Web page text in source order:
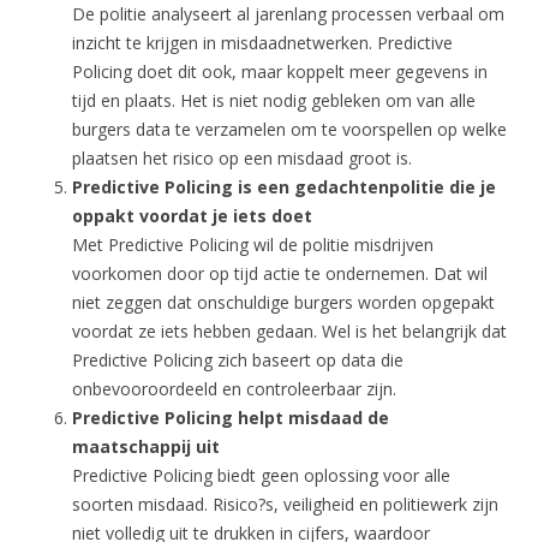
De politie analyseert al jarenlang processen verbaal om
inzicht te krijgen in misdaadnetwerken. Predictive
Policing doet dit ook, maar koppelt meer gegevens in
tijd en plaats. Het is niet nodig gebleken om van alle
burgers data te verzamelen om te voorspellen op welke
plaatsen het risico op een misdaad groot is.
Predictive Policing is een gedachtenpolitie die je
oppakt voordat je iets doet
Met Predictive Policing wil de politie misdrijven
voorkomen door op tijd actie te ondernemen. Dat wil
niet zeggen dat onschuldige burgers worden opgepakt
voordat ze iets hebben gedaan. Wel is het belangrijk dat
Predictive Policing zich baseert op data die
onbevooroordeeld en controleerbaar zijn.
Predictive Policing helpt misdaad de
maatschappij uit
Predictive Policing biedt geen oplossing voor alle
soorten misdaad. Risico?s, veiligheid en politiewerk zijn
niet volledig uit te drukken in cijfers, waardoor